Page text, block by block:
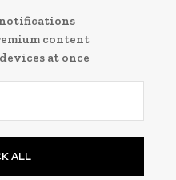
content
at once
ALL